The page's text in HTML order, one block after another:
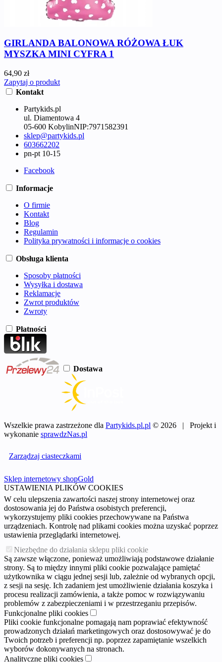
GIRLANDA BALONOWA RÓŻOWA ŁUK
MYSZKA MINI CYFRA 1
64,90 zł
Zapytaj o produkt
Kontakt
Partykids.pl
ul. Diamentowa 4
05-600 KobylinNIP:7971582391
sklep@partykids.pl
603662202
pn-pt 10-15
Facebook
Informacje
O firmie
Kontakt
Blog
Regulamin
Polityka prywatności i informacje o cookies
Obsługa klienta
Sposoby płatności
Wysyłka i dostawa
Reklamacje
Zwrot produktów
Zwroty
Płatności
Dostawa
Wszelkie prawa zastrzeżone dla Partykids.pl.pl © 2026 | Projekt i
wykonanie sprawdzNas.pl
Zarządzaj ciasteczkami
Sklep internetowy shopGold
USTAWIENIA PLIKÓW COOKIES
W celu ulepszenia zawartości naszej strony internetowej oraz
dostosowania jej do Państwa osobistych preferencji,
wykorzystujemy pliki cookies przechowywane na Państwa
urządzeniach. Kontrolę nad plikami cookies można uzyskać poprzez
ustawienia przeglądarki internetowej.
Niezbędne do działania sklepu pliki cookie
Są zawsze włączone, ponieważ umożliwiają podstawowe działanie
strony. Są to między innymi pliki cookie pozwalające pamiętać
użytkownika w ciągu jednej sesji lub, zależnie od wybranych opcji,
z sesji na sesję. Ich zadaniem jest umożliwienie działania koszyka i
procesu realizacji zamówienia, a także pomoc w rozwiązywaniu
problemów z zabezpieczeniami i w przestrzeganiu przepisów.
Funkcjonalne pliki cookies
Pliki cookie funkcjonalne pomagają nam poprawiać efektywność
prowadzonych działań marketingowych oraz dostosowywać je do
Twoich potrzeb i preferencji np. poprzez zapamiętanie wszelkich
wyborów dokonywanych na stronach.
Analityczne pliki cookies